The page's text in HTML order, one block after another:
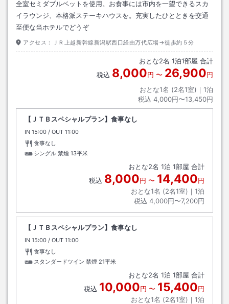
全室セミダブルベットを使用。お食事には市内を一望できるスカ
イラウンジ、本格派ステーキハウスを。充実したひとときを交通
至便な当ホテルでどうぞ
アクセス： ＪＲ上越新幹線新潟駅西口経由万代広場→徒歩約５分
おとな2名 1泊1部屋 合計
税込 8,000円 〜 26,900円
おとな1名 (2名1室)｜ 1泊
税込 4,000円〜13,450円
【ＪＴＢスペシャルプラン】食事なし
IN チェックイン
15:00 / OUT チェックアウト
11:00
食事なし
シングル 禁煙 13平米
おとな2名 1泊 1部屋 合計
税込 8,000円 〜 14,400円
おとな1名 (2名1室)｜ 1泊
税込 4,000円〜7,200円
【ＪＴＢスペシャルプラン】食事なし
IN チェックイン
15:00 / OUT チェックアウト
11:00
食事なし
スタンダードツイン 禁煙 21平米
おとな2名 1泊 1部屋 合計
税込 10,000円 〜 15,400円
おとな1名 (2名1室)｜ 1泊